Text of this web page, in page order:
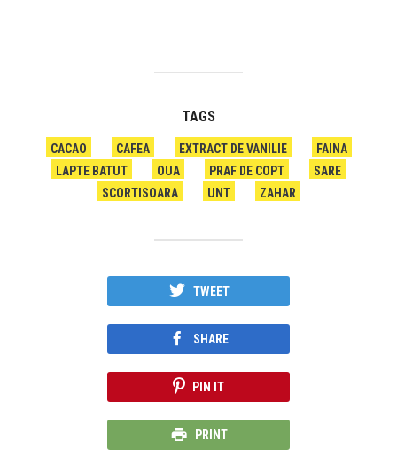
TAGS
CACAO CAFEA EXTRACT DE VANILIE
FAINA
LAPTE BATUT
OUA PRAF DE COPT
SARE
SCORTISOARA
UNT ZAHAR
TWEET
SHARE
PIN IT
PRINT